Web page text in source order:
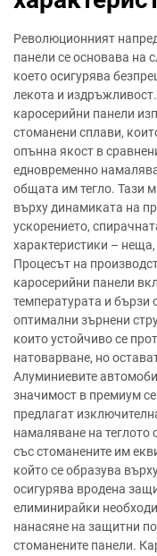
Революционният
панели се основава на
което осигурява
лекота и
каросерийни панели
стоманени сплави,
опънна якост в
едновременно
общата им тегло. Тази
върху динамиката на
ускорението,
характеристики –
Процесът на
каросерийни панели
температурата и бързи
оптимални зърнени
които устойчиво се
натоварване, но
Алуминиевите
значимост в премиум
предлагат
намаляване на теглото
със стоманените им
който се образува
осигурява вродена
елиминирайки
нанасяне на защитни
стоманените панели.